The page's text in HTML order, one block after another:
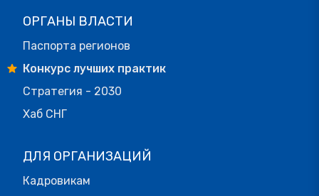
ОРГАНЫ ВЛАСТИ
Паспорта регионов
Конкурс лучших практик
Стратегия - 2030
Хаб СНГ
ДЛЯ ОРГАНИЗАЦИЙ
Кадровикам